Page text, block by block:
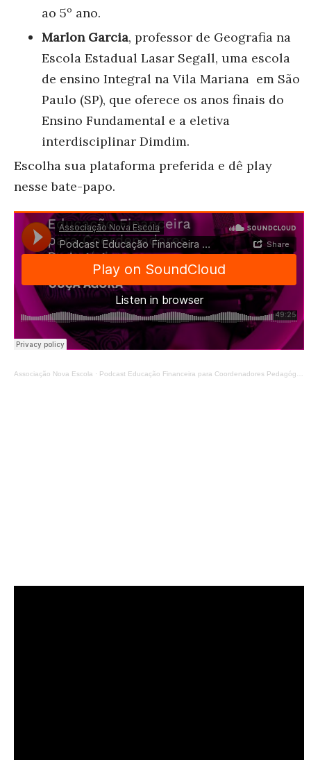
ao 5º ano.
Marlon Garcia, professor de Geografia na
Escola Estadual Lasar Segall, uma escola
de ensino Integral na Vila Mariana em São
Paulo (SP), que oferece os anos finais do
Ensino Fundamental e a eletiva
interdisciplinar Dimdim.
Escolha sua plataforma preferida e dê play
nesse bate-papo.
Associação Nova Escola · Podcast Educação Financeira para Coordenadores Pedagógicos